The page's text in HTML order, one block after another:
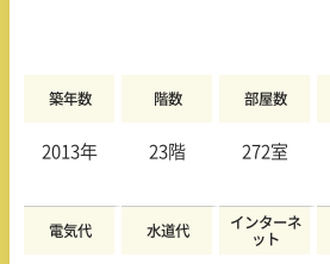
築年数 階数 部屋数
2013年 23階 272室
電気代 水道代
インターネ
ット